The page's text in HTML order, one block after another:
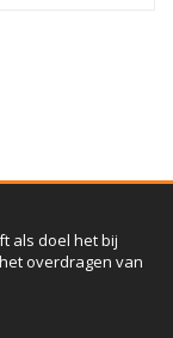
als doel het bij
overdragen van